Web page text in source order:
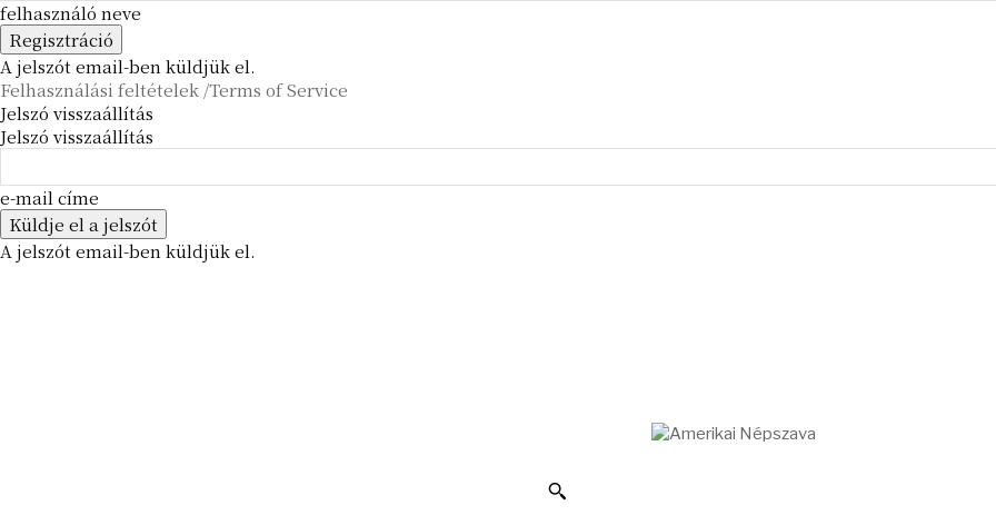
felhasználó neve
A jelszót email-ben küldjük el.
Felhasználási feltételek /Terms of Service
Jelszó visszaállítás
Jelszó visszaállítás
e-mail címe
A jelszót email-ben küldjük el.